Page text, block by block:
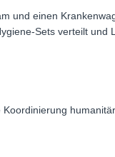
und einen
Sets verteilt und